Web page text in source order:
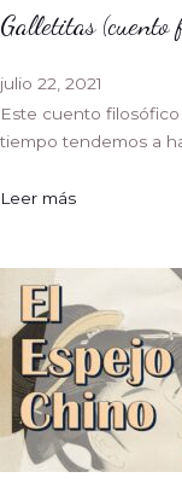
Galletitas (cuento
julio 22, 2021
Este cuento
tiempo tendemos a
Leer más